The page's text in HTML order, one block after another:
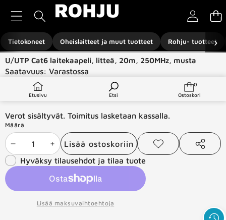
Tietokoneet Oheislaitteet ja muut tuotteet Rohju- tuotteet
›
Etusivu Etsi
0
0
Ostoskori
Siirry tuotetietoihin
U/UTP Cat6 laitekaapeli, litteä, 20m, 250MHz, musta
Saatavuus: Varastossa
Tuotetyyppi:
Verot sisältyvät. Toimitus lasketaan kassalla.
Määrä
Vähennä
määrää
Lisää
määrää
Lisää ostoskoriin
Lisää
toivelistaan
Jaa
Hyväksy tilausehdot ja tilaa tuote
Lisää maksuvaihtoehtoja